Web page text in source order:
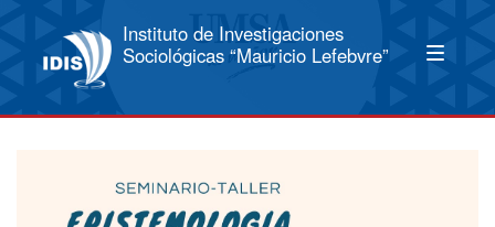
Instituto de Investigaciones
Sociológicas “Mauricio Lefebvre”